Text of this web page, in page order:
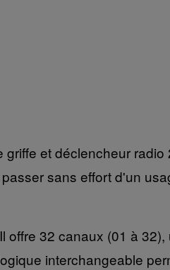
et déclencheur radio
sans effort d'un
offre 32 canaux (01 à 32),
interchangeable